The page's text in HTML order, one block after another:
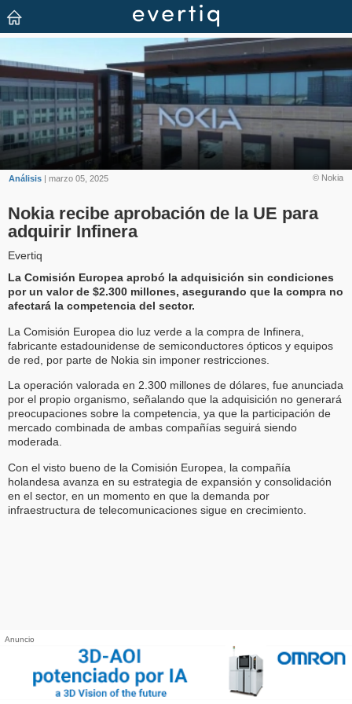
© Nokia
Análisis | marzo 05, 2025
Nokia recibe aprobación de la UE para
adquirir Infinera
Evertiq
La Comisión Europea aprobó la adquisición sin condiciones
por un valor de $2.300 millones, asegurando que la compra no
afectará la competencia del sector.
La Comisión Europea dio luz verde a la compra de Infinera,
fabricante estadounidense de semiconductores ópticos y equipos
de red, por parte de Nokia sin imponer restricciones.
La operación valorada en 2.300 millones de dólares, fue anunciada
por el propio organismo, señalando que la adquisición no generará
preocupaciones sobre la competencia, ya que la participación de
mercado combinada de ambas compañías seguirá siendo
moderada.
Con el visto bueno de la Comisión Europea, la compañía
holandesa avanza en su estrategia de expansión y consolidación
en el sector, en un momento en que la demanda por
infraestructura de telecomunicaciones sigue en crecimiento.
Anuncio